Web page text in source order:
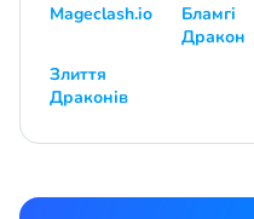
Mageclash.io
Бламгі
Дракон
Злиття
Драконів